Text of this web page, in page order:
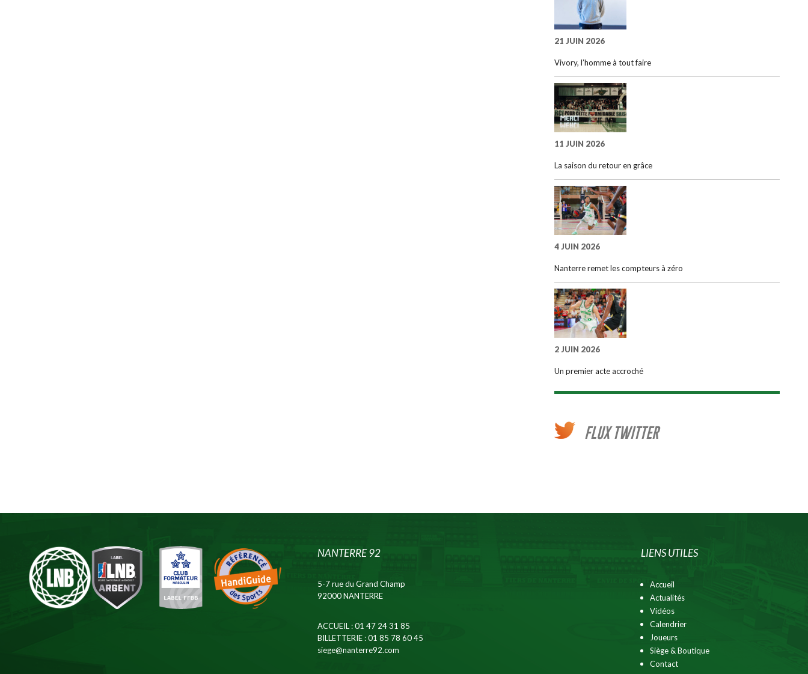
21 JUIN 2026
Vivory, l’homme à tout faire
11 JUIN 2026
La saison du retour en grâce
4 JUIN 2026
Nanterre remet les compteurs à zéro
2 JUIN 2026
Un premier acte accroché
FLUX TWITTER
NANTERRE 92
5-7 rue du Grand Champ
92000 NANTERRE
ACCUEIL : 01 47 24 31 85
BILLETTERIE : 01 85 78 60 45
siege@nanterre92.com
LIENS UTILES
Accueil
Actualités
Vidéos
Calendrier
Joueurs
Siège & Boutique
Contact